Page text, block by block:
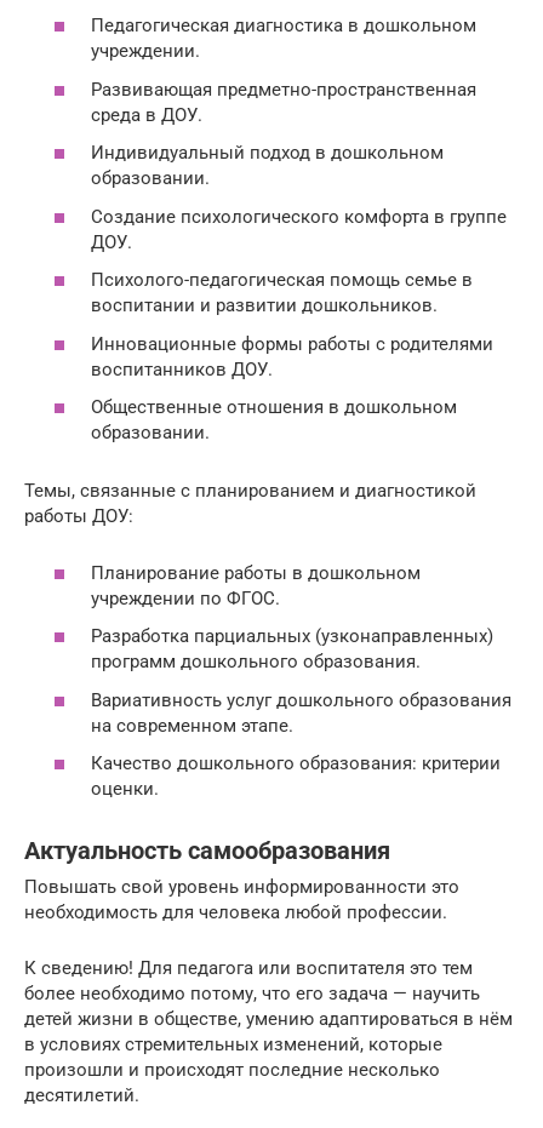
Педагогическая диагностика в дошкольном
учреждении.
Развивающая предметно-пространственная
среда в ДОУ.
Индивидуальный подход в дошкольном
образовании.
Создание психологического комфорта в группе
ДОУ.
Психолого-педагогическая помощь семье в
воспитании и развитии дошкольников.
Инновационные формы работы с родителями
воспитанников ДОУ.
Общественные отношения в дошкольном
образовании.
Темы, связанные с планированием и диагностикой
работы ДОУ:
Планирование работы в дошкольном
учреждении по ФГОС.
Разработка парциальных (узконаправленных)
программ дошкольного образования.
Вариативность услуг дошкольного образования
на современном этапе.
Качество дошкольного образования: критерии
оценки.
Актуальность самообразования
Повышать свой уровень информированности это
необходимость для человека любой профессии.
К сведению! Для педагога или воспитателя это тем
более необходимо потому, что его задача — научить
детей жизни в обществе, умению адаптироваться в нём
в условиях стремительных изменений, которые
произошли и происходят последние несколько
десятилетий.